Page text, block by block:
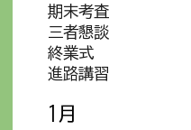
期末考査
三者懇談
終業式
進路講習
1月